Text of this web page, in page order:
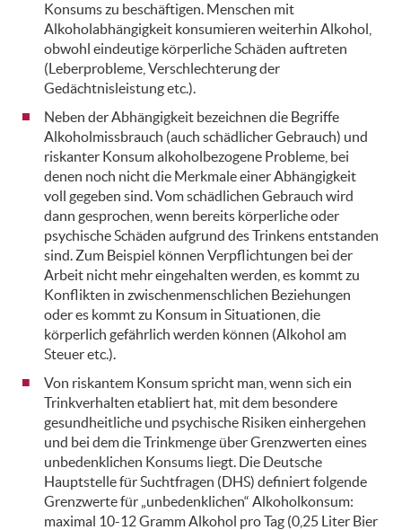
Konsums zu beschäftigen. Menschen mit
Alkoholabhängigkeit konsumieren weiterhin Alkohol,
obwohl eindeutige körperliche Schäden auftreten
(Leberprobleme, Verschlechterung der
Gedächtnisleistung etc.).
Neben der Abhängigkeit bezeichnen die Begriffe
Alkoholmissbrauch (auch schädlicher Gebrauch) und
riskanter Konsum alkoholbezogene Probleme, bei
denen noch nicht die Merkmale einer Abhängigkeit
voll gegeben sind. Vom schädlichen Gebrauch wird
dann gesprochen, wenn bereits körperliche oder
psychische Schäden aufgrund des Trinkens entstanden
sind. Zum Beispiel können Verpflichtungen bei der
Arbeit nicht mehr eingehalten werden, es kommt zu
Konflikten in zwischenmenschlichen Beziehungen
oder es kommt zu Konsum in Situationen, die
körperlich gefährlich werden können (Alkohol am
Steuer etc.).
Von riskantem Konsum spricht man, wenn sich ein
Trinkverhalten etabliert hat, mit dem besondere
gesundheitliche und psychische Risiken einhergehen
und bei dem die Trinkmenge über Grenzwerten eines
unbedenklichen Konsums liegt. Die Deutsche
Hauptstelle für Suchtfragen (DHS) definiert folgende
Grenzwerte für „unbedenklichen“ Alkoholkonsum:
maximal 10-12 Gramm Alkohol pro Tag (0,25 Liter Bier